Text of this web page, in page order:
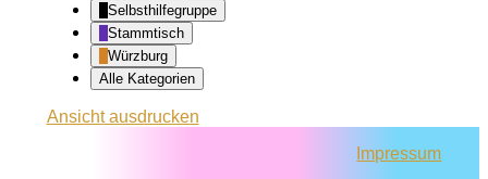
Selbsthilfegruppe
Stammtisch
Würzburg
Alle Kategorien
Ansichtausdrucken
Impressum